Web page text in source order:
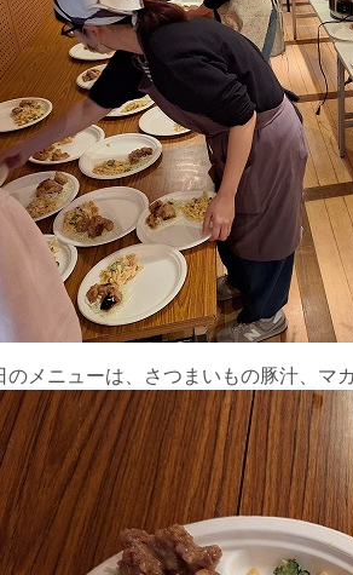
のメニューは、さつまいもの豚汁、マ